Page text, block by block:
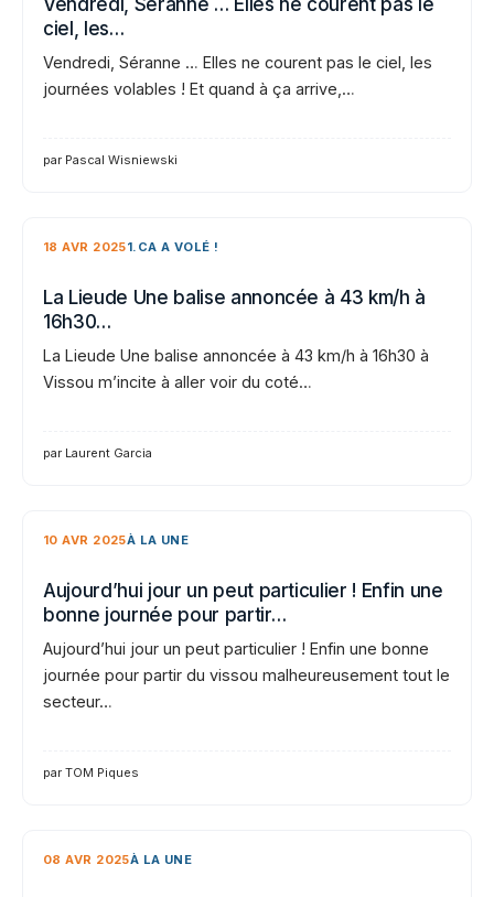
ciel, les…
Vendredi, Séranne … Elles ne courent pas le ciel, les
journées volables ! Et quand à ça arrive,…
par Pascal Wisniewski
18 AVR 20251.CA A VOLÉ !
La Lieude Une balise annoncée à 43 km/h à
16h30…
La Lieude Une balise annoncée à 43 km/h à 16h30 à
Vissou m’incite à aller voir du coté…
par Laurent Garcia
10 AVR 2025À LA UNE
Aujourd’hui jour un peut particulier ! Enfin une
bonne journée pour partir…
Aujourd’hui jour un peut particulier ! Enfin une bonne
journée pour partir du vissou malheureusement tout le
secteur…
par TOM Piques
08 AVR 2025À LA UNE